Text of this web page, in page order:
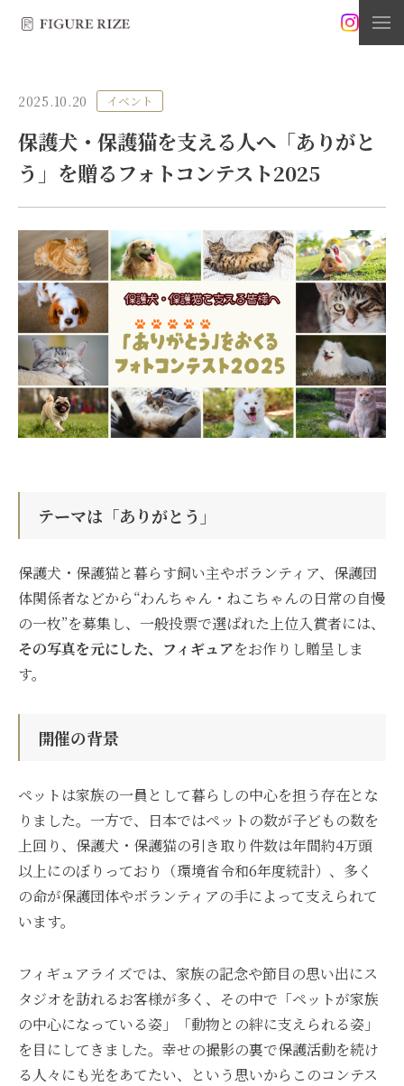
2025.10.20 イベント
保護犬・保護猫を支える人へ「ありがと
う」を贈るフォトコンテスト2025
テーマは「ありがとう」
保護犬・保護猫と暮らす飼い主やボランティア、保護団
体関係者などから“わんちゃん・ねこちゃんの日常の自慢
の一枚”を募集し、一般投票で選ばれた上位入賞者には、
その写真を元にした、フィギュアをお作りし贈呈しま
す。
開催の背景
ペットは家族の一員として暮らしの中心を担う存在とな
りました。一方で、日本ではペットの数が子どもの数を
上回り、保護犬・保護猫の引き取り件数は年間約4万頭
以上にのぼりっており（環境省令和6年度統計）、多く
の命が保護団体やボランティアの手によって支えられて
います。
フィギュアライズでは、家族の記念や節目の思い出にス
タジオを訪れるお客様が多く、その中で「ペットが家族
の中心になっている姿」「動物との絆に支えられる姿」
を目にしてきました。幸せの撮影の裏で保護活動を続け
る人々にも光をあてたい、という思いからこのコンテス